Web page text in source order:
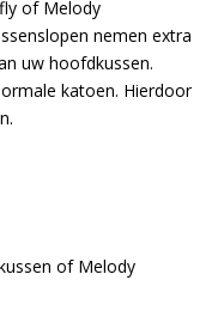
of Melody
nemen extra
uw hoofdkussen.
katoen. Hierdoor
of Melody